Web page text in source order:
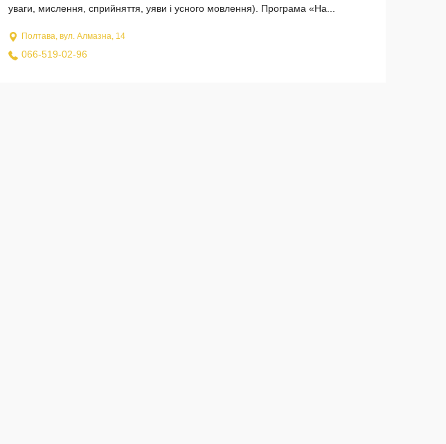
уваги, мислення, сприйняття, уяви і усного мовлення). Програма «На...
Полтава, вул. Алмазна, 14
066-519-02-96